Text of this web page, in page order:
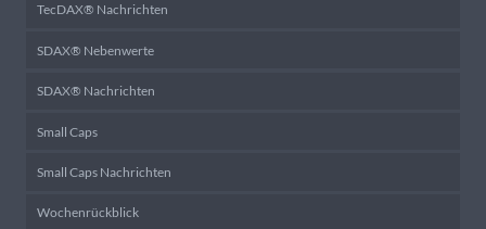
TecDAX® Nachrichten
SDAX® Nebenwerte
SDAX® Nachrichten
Small Caps
Small Caps Nachrichten
Wochenrückblick